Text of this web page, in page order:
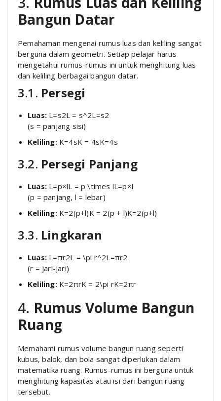
Bangun Datar
Pemahaman mengenai rumus luas dan keliling sangat
berguna dalam geometri. Setiap pelajar harus
mengetahui rumus-rumus ini untuk menghitung luas
dan keliling berbagai bangun datar.
3.1. Persegi
Luas: L=s2L = s^2L =s2
(s = panjang sisi)
Keliling: K=4sK = 4sK=4s
3.2. Persegi Panjang
Luas: L=p×lL = p \times lL=p×l
(p = panjang, l = lebar)
Keliling: K=2(p+l)K = 2(p + l)K=2(p+l)
3.3. Lingkaran
Luas: L=πr2L = \pi r^2L =πr2
(r = jari-jari)
Keliling: K=2πrK = 2\pi rK=2πr
4. Rumus Volume Bangun
Ruang
Memahami rumus volume bangun ruang seperti
kubus, balok, dan bola sangat diperlukan dalam
matematika ruang. Rumus-rumus ini berguna untuk
menghitung kapasitas atau isi dari bangun ruang
tersebut.